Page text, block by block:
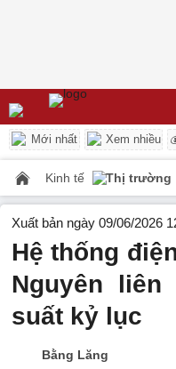
Mới nhất Xem nhiều
Kinh tế Thị trường
Xuất bản ngày 09/06/2026
Hệ thống
Nguyên
suất kỷ lục
Bằng Lăng